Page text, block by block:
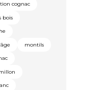
cognac
bois
montils